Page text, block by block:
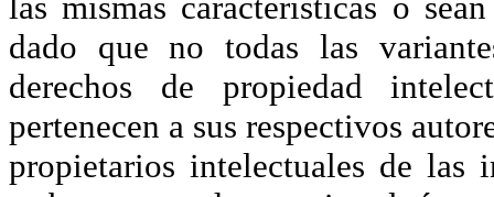
dado que no todas las
derechos de propiedad
pertenecen a sus respectivos
propietarios intelectuales de las